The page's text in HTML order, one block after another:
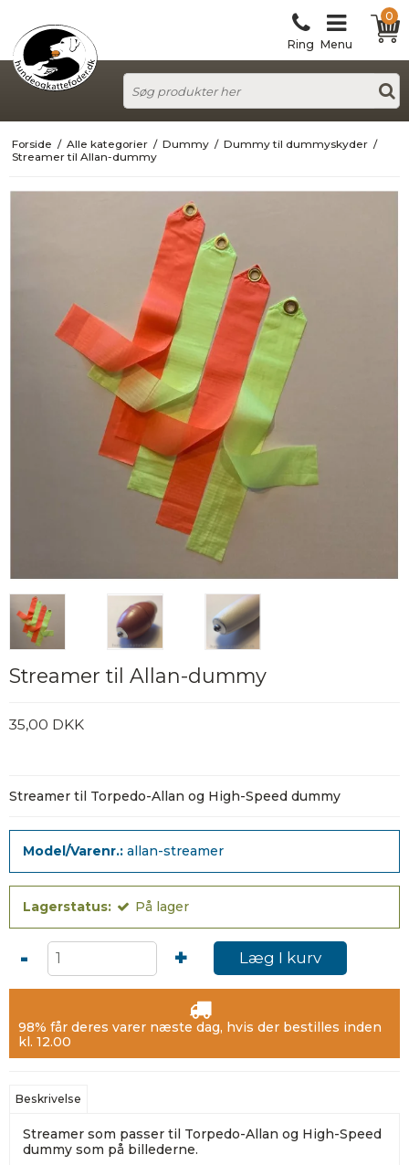
Ring Menu
0
Forside / Alle kategorier / Dummy / Dummy til dummyskyder /
Streamer til Allan-dummy
Streamer til Allan-dummy
35,00 DKK
Streamer til Torpedo-Allan og High-Speed dummy
Model/Varenr.: allan-streamer
Lagerstatus: På lager
- + Læg I kurv
98% får deres varer næste dag, hvis der bestilles inden
kl. 12.00
Beskrivelse
Streamer som passer til Torpedo-Allan og High-Speed
dummy som på billederne.